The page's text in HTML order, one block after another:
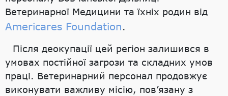
Ветеринарної Медицини та їхніх родин від
Americares Foundation.
Після деокупації цей регіон залишився в
умовах постійної загрози та складних умов
праці. Ветеринарний персонал продовжує
виконувати важливу місію, пов’язану з